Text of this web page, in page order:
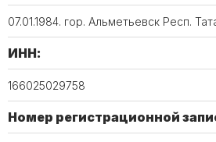
07.01.1984. гор. Альметьевск Респ.
ИНН:
166025029758
Номер регистрационной